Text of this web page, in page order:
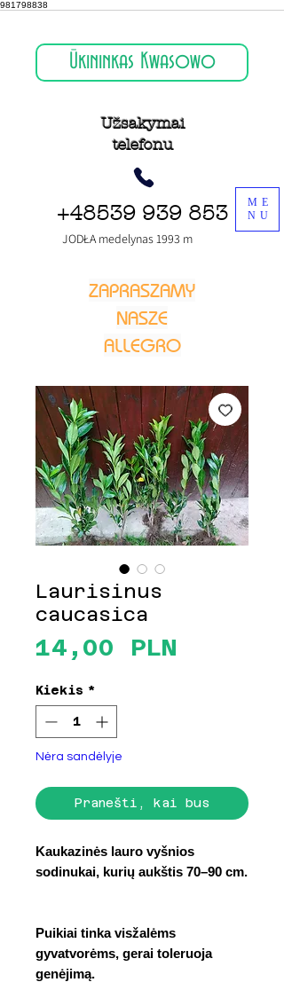
981798838
ME
NU
Ūkininkas Kwasowo
JODŁA medelynas 1993 m
Užsakymai
telefonu
+48539 939 853
ZAPRASZAMY
NASZE
ALLEGRO
Laurisinus
caucasica
14,00 PLN
Kiekis *
Nėra sandėlyje
Pranešti, kai bus
Kaukazinės lauro vyšnios
sodinukai, kurių aukštis 70–90 cm.
Puikiai tinka visžalėms
gyvatvorėms, gerai toleruoja
genėjimą.